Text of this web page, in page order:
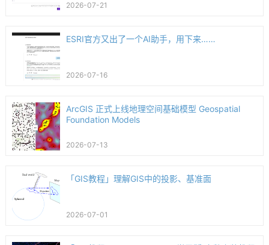
2026-07-21
ESRI官方又出了一个AI助手，用下来……
2026-07-16
ArcGIS 正式上线地理空间基础模型 Geospatial
Foundation Models
2026-07-13
「GIS教程」理解GIS中的投影、基准面
2026-07-01